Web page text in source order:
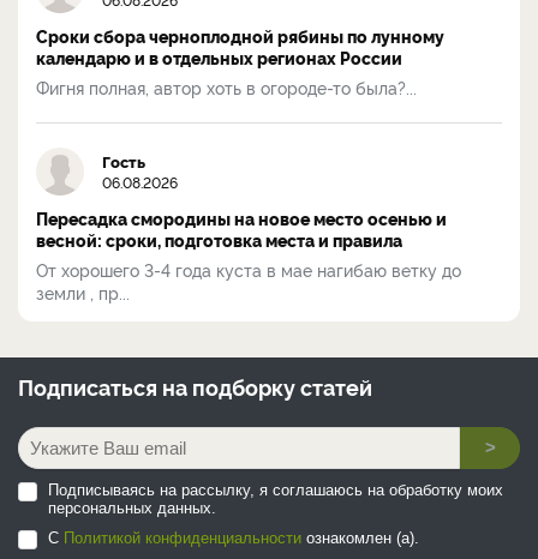
Сроки сбора черноплодной рябины по лунному
календарю и в отдельных регионах России
Фигня полная, автор хоть в огороде-то была?...
Гость
06.08.2026
Пересадка смородины на новое место осенью и
весной: сроки, подготовка места и правила
От хорошего 3-4 года куста в мае нагибаю ветку до
земли , пр...
Подписаться на подборку статей
>
Подписываясь на рассылку, я соглашаюсь на обработку моих
персональных данных.
С Политикой конфиденциальности ознакомлен (а).